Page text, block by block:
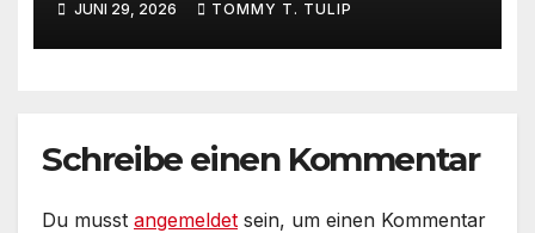
Kommentare, verstrahltes
Gesamterlebnis auf Social
JUNI 29, 2026 TOMMY T. TULIP
Schreibe einen Kommentar
Du musst angemeldet sein, um einen Kommentar